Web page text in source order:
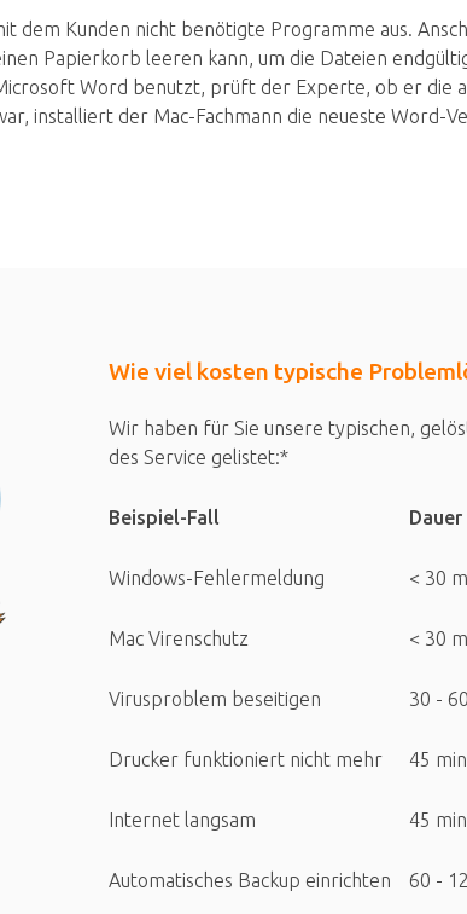
dem Kunden nicht benötigte Programme aus.
Papierkorb leeren kann, um die Dateien
Word benutzt, prüft der Experte, ob er die
installiert der Mac-Fachmann die neueste Word-
Wie viel kosten typische
Wir haben für Sie unsere typischen,
des Service gelistet:*
Beispiel-Fall
Windows-Fehlermeldung < 30
Mac Virenschutz < 30
Virusproblem beseitigen 30 -
Drucker funktioniert nicht mehr 45 min
Internet langsam 45 min
Automatisches Backup einrichten 60 -